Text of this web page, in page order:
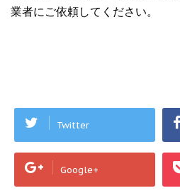
業者にご依頼してください。
Twitter
Google+